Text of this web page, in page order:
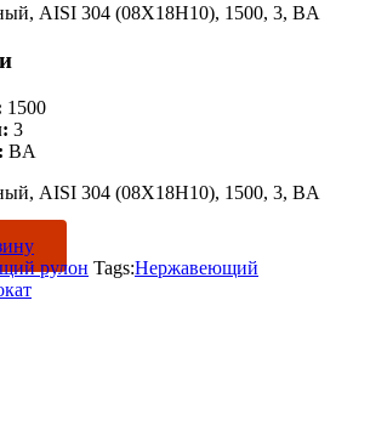
AISI 304 (08Х18Н10), 1500, 3, BA
1500
3
BA
AISI 304 (08Х18Н10), 1500, 3, BA
рулон Tags:Нержавеющий